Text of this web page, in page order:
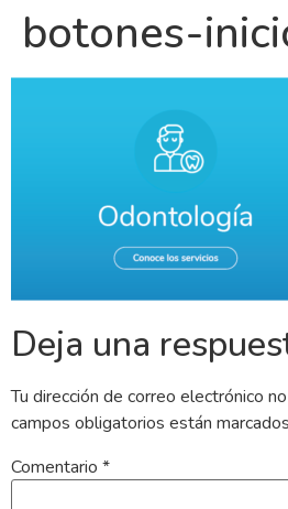
botones-
Deja una
Tu dirección de correo electrónico
campos obligatorios están
Comentario *